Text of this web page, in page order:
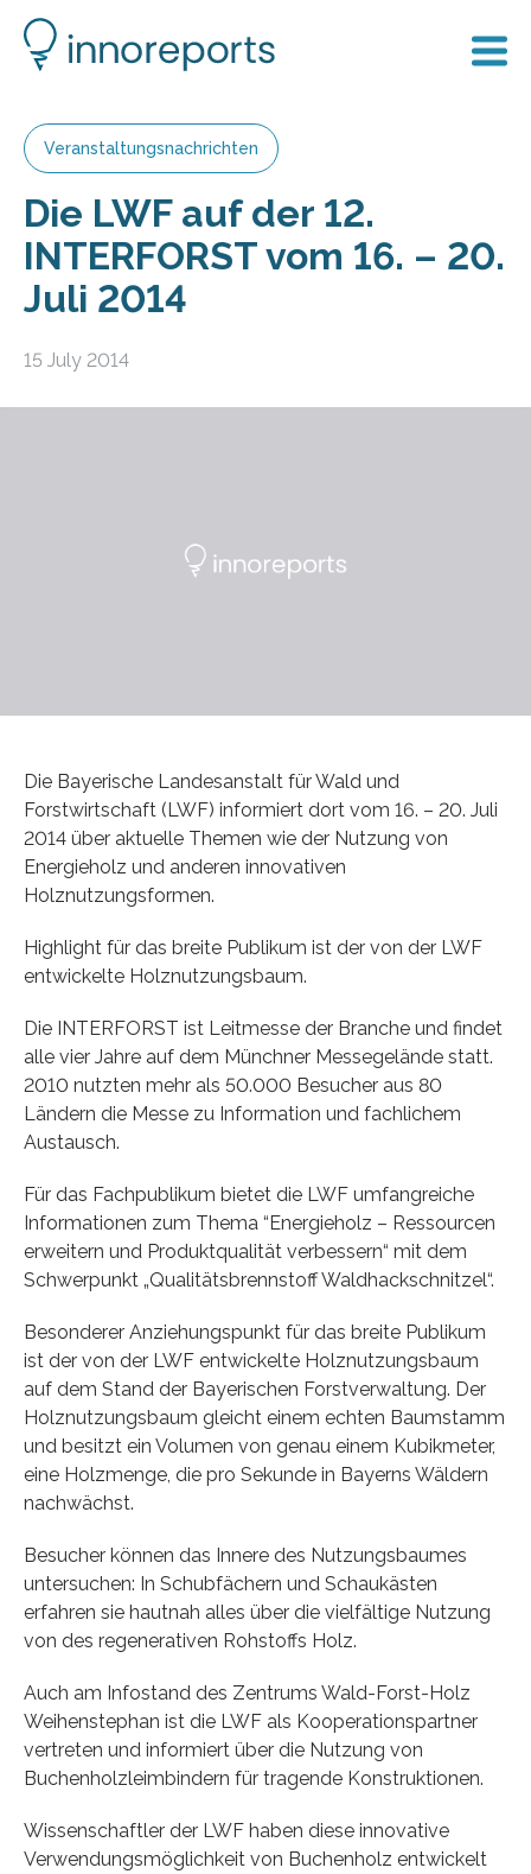
Veranstaltungsnachrichten
Die LWF auf der 12.
INTERFORST vom 16. – 20.
Juli 2014
15 July 2014
Die Bayerische Landesanstalt für Wald und
Forstwirtschaft (LWF) informiert dort vom 16. – 20. Juli
2014 über aktuelle Themen wie der Nutzung von
Energieholz und anderen innovativen
Holznutzungsformen.
Highlight für das breite Publikum ist der von der LWF
entwickelte Holznutzungsbaum.
Die INTERFORST ist Leitmesse der Branche und findet
alle vier Jahre auf dem Münchner Messegelände statt.
2010 nutzten mehr als 50.000 Besucher aus 80
Ländern die Messe zu Information und fachlichem
Austausch.
Für das Fachpublikum bietet die LWF umfangreiche
Informationen zum Thema “Energieholz – Ressourcen
erweitern und Produktqualität verbessern“ mit dem
Schwerpunkt „Qualitätsbrennstoff Waldhackschnitzel“.
Besonderer Anziehungspunkt für das breite Publikum
ist der von der LWF entwickelte Holznutzungsbaum
auf dem Stand der Bayerischen Forstverwaltung. Der
Holznutzungsbaum gleicht einem echten Baumstamm
und besitzt ein Volumen von genau einem Kubikmeter,
eine Holzmenge, die pro Sekunde in Bayerns Wäldern
nachwächst.
Besucher können das Innere des Nutzungsbaumes
untersuchen: In Schubfächern und Schaukästen
erfahren sie hautnah alles über die vielfältige Nutzung
von des regenerativen Rohstoffs Holz.
Auch am Infostand des Zentrums Wald-Forst-Holz
Weihenstephan ist die LWF als Kooperationspartner
vertreten und informiert über die Nutzung von
Buchenholzleimbindern für tragende Konstruktionen.
Wissenschaftler der LWF haben diese innovative
Verwendungsmöglichkeit von Buchenholz entwickelt